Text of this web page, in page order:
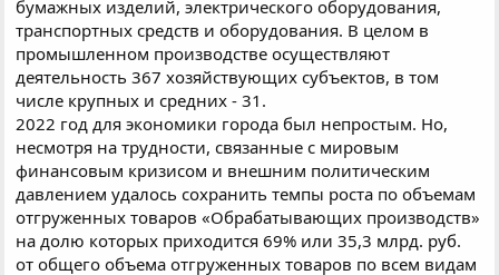
бумажных изделий, электрического оборудования,
транспортных средств и оборудования. В целом в
промышленном производстве осуществляют
деятельность 367 хозяйствующих субъектов, в том
числе крупных и средних - 31.
2022 год для экономики города был непростым. Но,
несмотря на трудности, связанные с мировым
финансовым кризисом и внешним политическим
давлением удалось сохранить темпы роста по объемам
отгруженных товаров «Обрабатывающих производств»
на долю которых приходится 69% или 35,3 млрд. руб.
от общего объема отгруженных товаров по всем видам